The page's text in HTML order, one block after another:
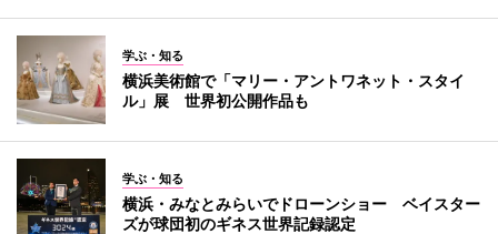
学ぶ・知る
横浜美術館で「マリー・アントワネット・スタイ
ル」展 世界初公開作品も
学ぶ・知る
横浜・みなとみらいでドローンショー ベイスター
ズが球団初のギネス世界記録認定